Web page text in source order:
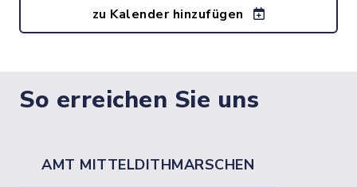
zu Kalender hinzufügen
So erreichen Sie uns
AMT MITTELDITHMARSCHEN